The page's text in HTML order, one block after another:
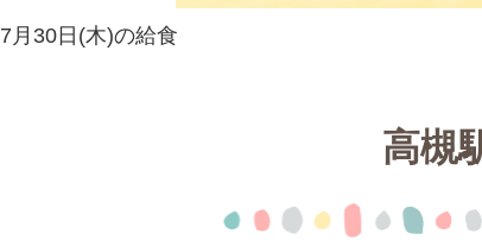
7月30日(木)の給食
高槻